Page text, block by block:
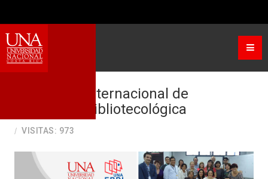
Encuentro Internacional de
Educación Bibliotecológica
VISITAS: 973